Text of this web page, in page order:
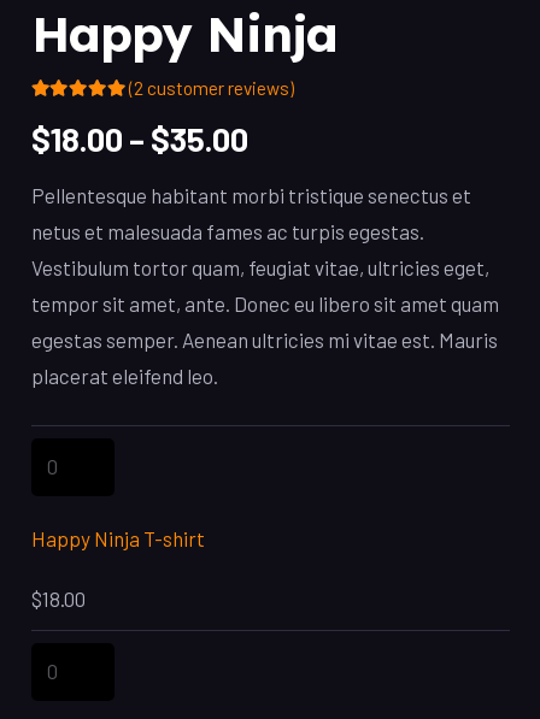
Happy Ninja
2
customer ratings
(2 customer reviews)
$18.00 – $35.00
Pellentesque habitant morbi tristique senectus et
netus et malesuada fames ac turpis egestas.
Vestibulum tortor quam, feugiat vitae, ultricies eget,
tempor sit amet, ante. Donec eu libero sit amet quam
egestas semper. Aenean ultricies mi vitae est. Mauris
placerat eleifend leo.
Happy
T-
quantity
Happy Ninja T-shirt
$18.00
Happy